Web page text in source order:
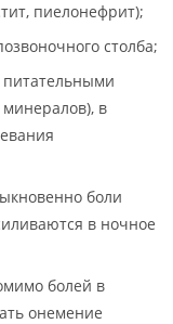
пиелонефрит);
столба;
питательными
в
боли
в ночное
болей в
онемение